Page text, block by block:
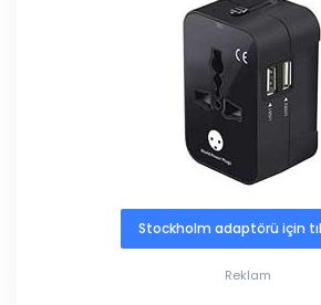
Stockholm adaptörü için
Reklam